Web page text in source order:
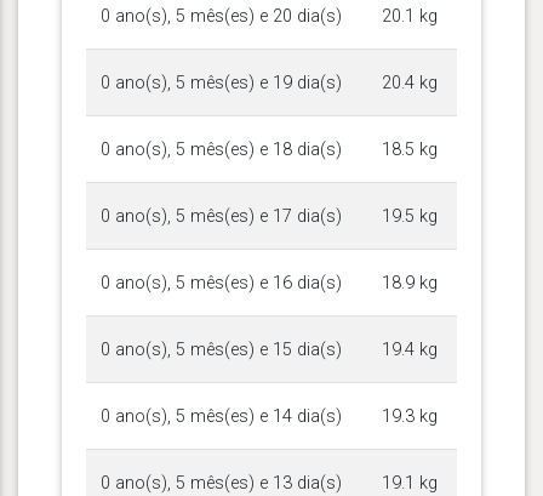
0 ano(s), 5 mês(es) e 20 dia(s) 20.1 kg
0 ano(s), 5 mês(es) e 19 dia(s) 20.4 kg
0 ano(s), 5 mês(es) e 18 dia(s) 18.5 kg
0 ano(s), 5 mês(es) e 17 dia(s) 19.5 kg
0 ano(s), 5 mês(es) e 16 dia(s) 18.9 kg
0 ano(s), 5 mês(es) e 15 dia(s) 19.4 kg
0 ano(s), 5 mês(es) e 14 dia(s) 19.3 kg
0 ano(s), 5 mês(es) e 13 dia(s) 19.1 kg